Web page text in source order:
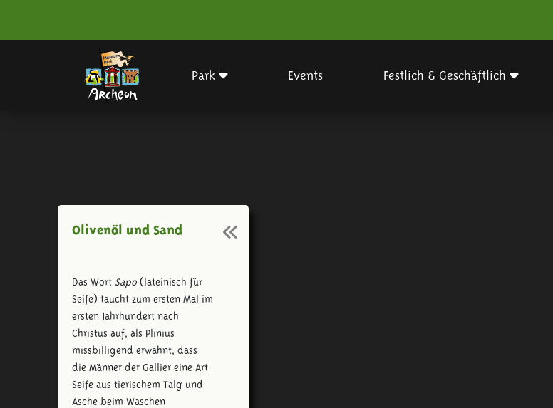
Park Events Festlich & Geschäftlich
Olivenöl und Sand
Das Wort Sapo(lateinisch für
Seife) taucht zum ersten Mal im
ersten Jahrhundert nach
Christus auf, als Plinius
missbilligend erwähnt, dass
die Männer der Gallier eine Art
Seife aus tierischem Talg und
Asche beim Waschen